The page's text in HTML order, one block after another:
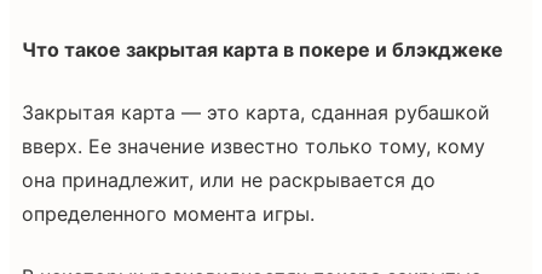
Что такое закрытая карта в покере и блэкджеке
Закрытая карта — это карта, сданная рубашкой
вверх. Ее значение известно только тому, кому
она принадлежит, или не раскрывается до
определенного момента игры.